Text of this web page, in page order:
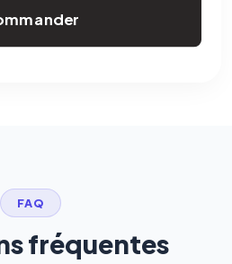
FAQ
fréquentes